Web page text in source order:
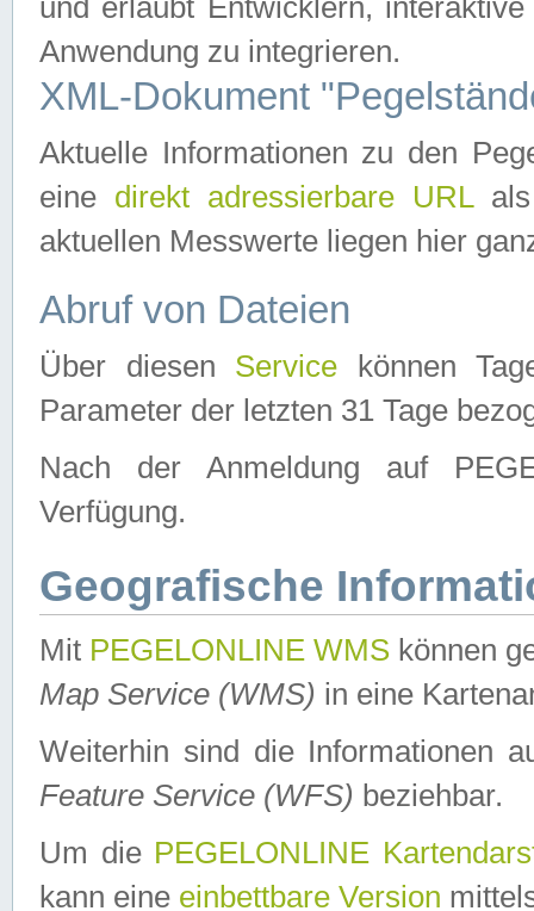
und erlaubt Entwicklern,
Anwendung zu integrieren.
XML-Dokument
Aktuelle Informationen zu den
eine direkt adressierbare URLals
aktuellen Messwerte liegen hier
Abruf von Dateien
Über diesen Service können
Parameter der letzten 31 Tage
Nach der Anmeldung auf
Verfügung.
Geografische
Mit PEGELONLINE WMS können
Map Service (WMS) in eine
Weiterhin sind die Informationen
Feature Service (WFS) beziehbar.
Um die PEGELONLINE
kann eine einbettbare Version